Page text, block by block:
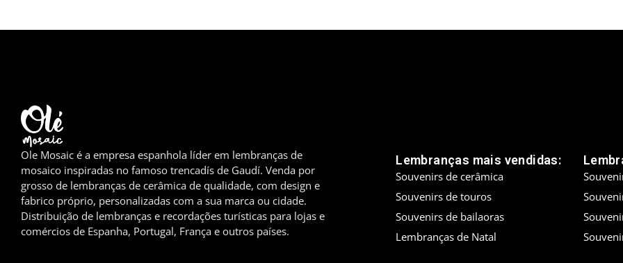
Ole Mosaic é a empresa espanhola líder em lembranças de
mosaico inspiradas no famoso trencadís de Gaudí. Venda por
grosso de lembranças de cerâmica de qualidade, com design e
fabrico próprio, personalizadas com a sua marca ou cidade.
Distribuição de lembranças e recordações turísticas para lojas e
comércios de Espanha, Portugal, França e outros países.
Lembranças mais vendidas:
Souvenirs de cerâmica
Souvenirs de touros
Souvenirs de bailaoras
Lembranças de Natal